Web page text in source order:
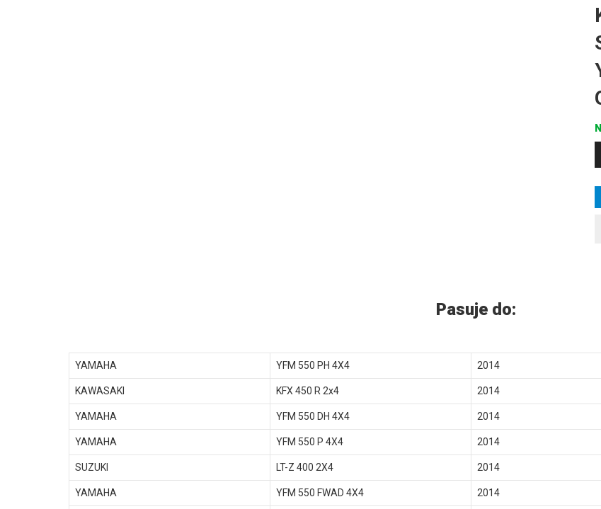
Pasuje do:
YAMAHA YFM 550 PH 4X4 2014
KAWASAKI KFX 450 R 2x4 2014
YAMAHA YFM 550 DH 4X4 2014
YAMAHA YFM 550 P 4X4 2014
SUZUKI LT-Z 400 2X4 2014
YAMAHA YFM 550 FWAD 4X4 2014